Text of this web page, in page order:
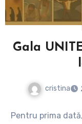
Gala
cristina
Pentru prima